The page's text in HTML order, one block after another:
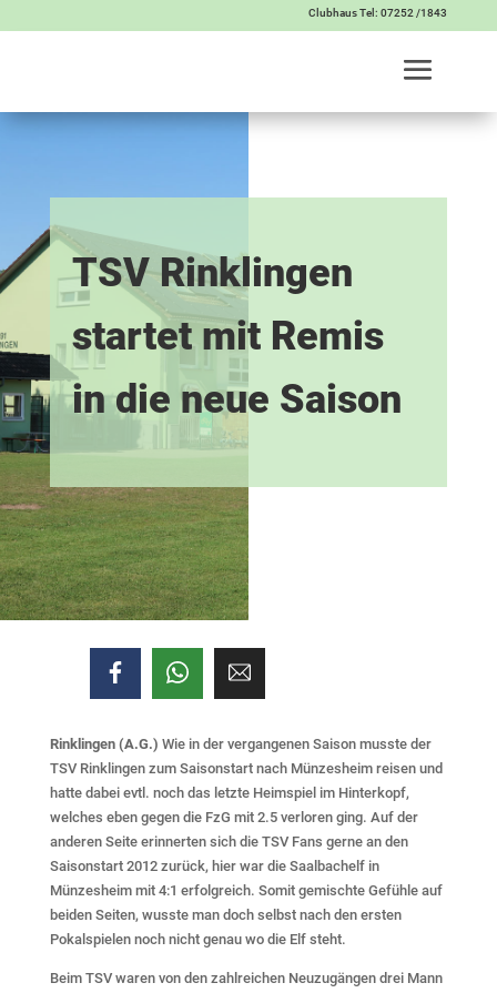
Clubhaus Tel: 07252 /1843
TSV Rinklingen
startet mit Remis
in die neue Saison
Rinklingen (A.G.) Wie in der vergangenen Saison musste der
TSV Rinklingen zum Saisonstart nach Münzesheim reisen und
hatte dabei evtl. noch das letzte Heimspiel im Hinterkopf,
welches eben gegen die FzG mit 2.5 verloren ging. Auf der
anderen Seite erinnerten sich die TSV Fans gerne an den
Saisonstart 2012 zurück, hier war die Saalbachelf in
Münzesheim mit 4:1 erfolgreich. Somit gemischte Gefühle auf
beiden Seiten, wusste man doch selbst nach den ersten
Pokalspielen noch nicht genau wo die Elf steht.
Beim TSV waren von den zahlreichen Neuzugängen drei Mann